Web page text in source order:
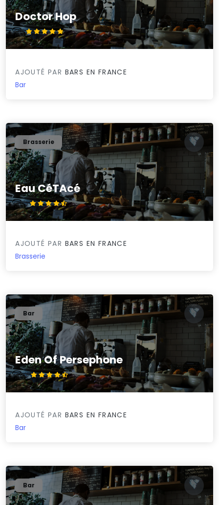
Doctor Hop
5/5
AJOUTÉ PAR BARS EN FRANCE
Bar
Eau CéTAcé
4.7/5
Brasserie
AJOUTÉ PAR BARS EN FRANCE
Brasserie
Eden Of Persephone
4.9/5
Bar
AJOUTÉ PAR BARS EN FRANCE
Bar
Bar